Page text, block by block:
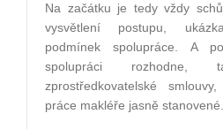
Na začátku je tedy vždy sch
vysvětlení postupu,
podmínek spolupráce. A
spolupráci
zprostředkovatelské
práce makléře jasně stanovené